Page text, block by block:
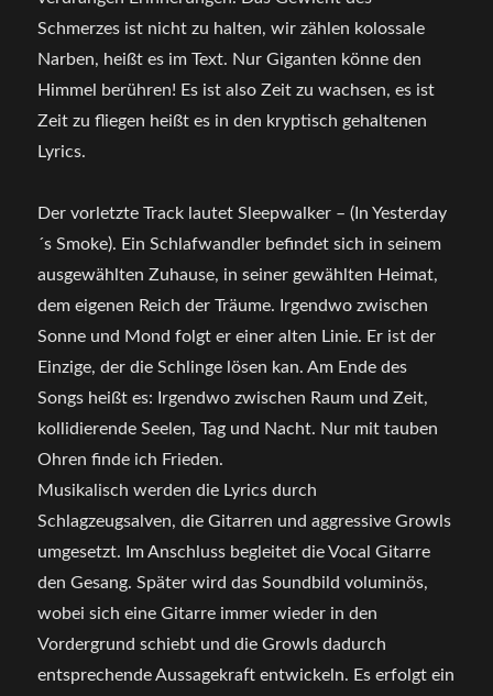
Schmerzes ist nicht zu halten, wir zählen kolossale
Narben, heißt es im Text. Nur Giganten könne den
Himmel berühren! Es ist also Zeit zu wachsen, es ist
Zeit zu fliegen heißt es in den kryptisch gehaltenen
Lyrics.
Der vorletzte Track lautet Sleepwalker – (In Yesterday
´s Smoke). Ein Schlafwandler befindet sich in seinem
ausgewählten Zuhause, in seiner gewählten Heimat,
dem eigenen Reich der Träume. Irgendwo zwischen
Sonne und Mond folgt er einer alten Linie. Er ist der
Einzige, der die Schlinge lösen kan. Am Ende des
Songs heißt es: Irgendwo zwischen Raum und Zeit,
kollidierende Seelen, Tag und Nacht. Nur mit tauben
Ohren finde ich Frieden.
Musikalisch werden die Lyrics durch
Schlagzeugsalven, die Gitarren und aggressive Growls
umgesetzt. Im Anschluss begleitet die Vocal Gitarre
den Gesang. Später wird das Soundbild voluminös,
wobei sich eine Gitarre immer wieder in den
Vordergrund schiebt und die Growls dadurch
entsprechende Aussagekraft entwickeln. Es erfolgt ein